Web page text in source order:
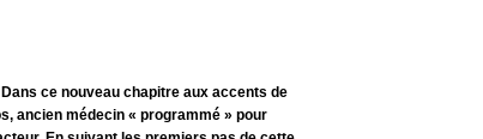
ce nouveau chapitre aux accents de
ancien médecin « programmé » pour